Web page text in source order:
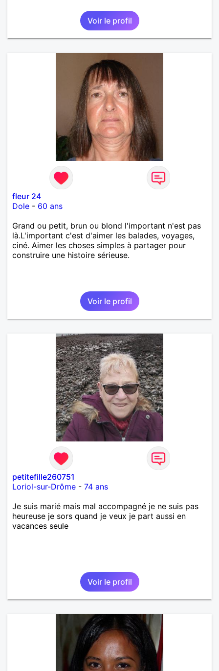
Voir le profil
fleur 24
Dole - 60 ans
Grand ou petit, brun ou blond l'important n'est pas
là.L'important c'est d'aimer les balades, voyages,
ciné. Aimer les choses simples à partager pour
construire une histoire sérieuse.
Voir le profil
petitefille260751
Loriol-sur-Drôme - 74 ans
Je suis marié mais mal accompagné je ne suis pas
heureuse je sors quand je veux je part aussi en
vacances seule
Voir le profil